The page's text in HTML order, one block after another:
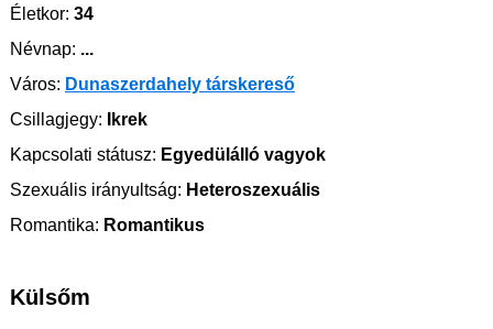
Életkor: 34
Névnap: ...
Város: Dunaszerdahely társkereső
Csillagjegy: Ikrek
Kapcsolati státusz: Egyedülálló vagyok
Szexuális irányultság: Heteroszexuális
Romantika: Romantikus
Külsőm